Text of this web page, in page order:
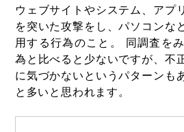
ウェブサイトやシステム、アプ
を突いた攻撃をし、パソコンな
用する行為のこと。 同調査を
為と比べると少ないですが、不
に気づかないというパターンも
と多いと思われます。